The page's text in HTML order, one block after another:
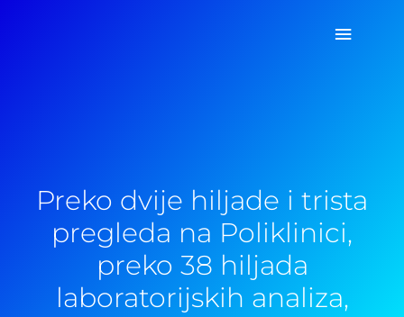
Glavni
Preko dvije hiljade i trista
pregleda na Poliklinici,
preko 38 hiljada
laboratorijskih analiza,